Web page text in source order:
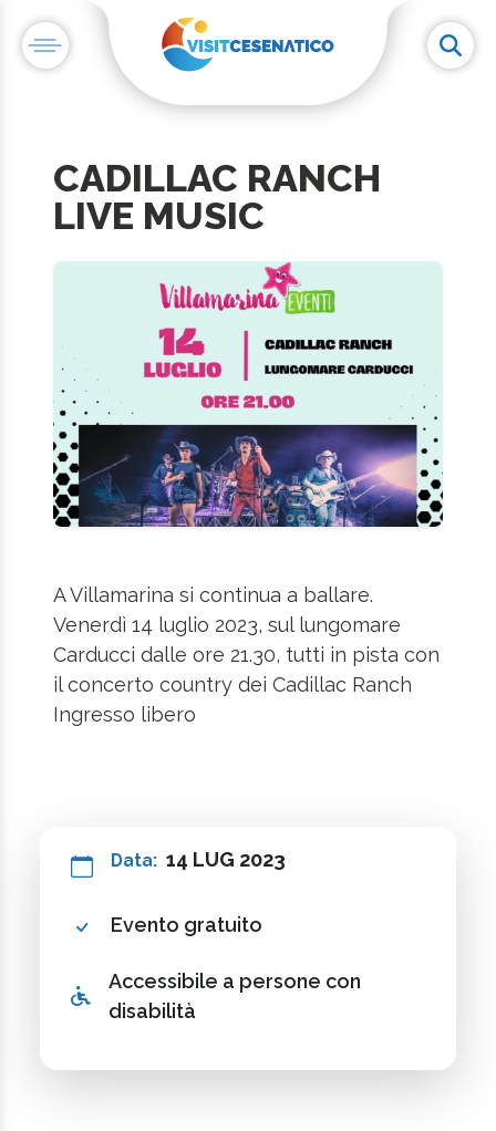
CADILLAC RANCH
LIVE MUSIC
A Villamarina si continua a ballare.
Venerdì 14 luglio 2023, sul lungomare
Carducci dalle ore 21.30, tutti in pista con
il concerto country dei Cadillac Ranch
Ingresso libero
Data: 14 LUG 2023
Evento gratuito
Accessibile a persone con
disabilità